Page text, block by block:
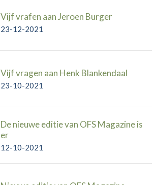
Vijf vrafen aan Jeroen Burger
23-12-2021
Vijf vragen aan Henk Blankendaal
23-10-2021
De nieuwe editie van OFS Magazine is
er
12-10-2021